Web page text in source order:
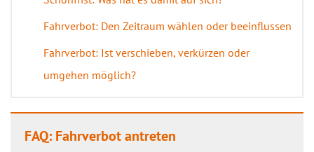
Fahrverbot: Den Zeitraum wählen oder beeinflussen
Fahrverbot: Ist verschieben, verkürzen oder
umgehen möglich?
FAQ: Fahrverbot antreten